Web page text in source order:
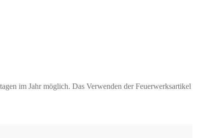
im Jahr möglich. Das Verwenden der Feuerwerksartikel